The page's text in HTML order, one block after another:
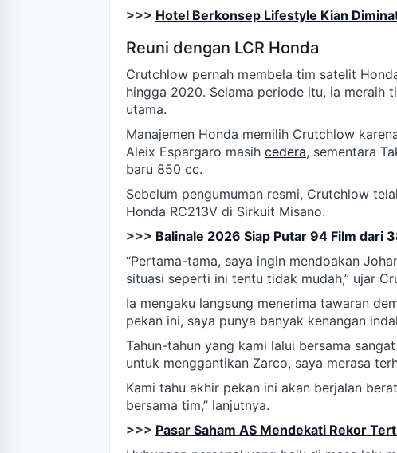
>>> Hotel Berkonsep Lifestyle Kian
Reuni dengan LCR Honda
Crutchlow pernah membela tim satelit
hingga 2020. Selama periode itu, ia meraih
utama.
Manajemen Honda memilih Crutchlow
Aleix Espargaro masih cedera, sementara
baru 850 cc.
Sebelum pengumuman resmi, Crutchlow
Honda RC213V di Sirkuit Misano.
>>> Balinale 2026 Siap Putar 94 Film dari
“Pertama-tama, saya ingin mendoakan
situasi seperti ini tentu tidak mudah,” ujar
Ia mengaku langsung menerima tawaran
pekan ini, saya punya banyak kenangan
Tahun-tahun yang kami lalui bersama
untuk menggantikan Zarco, saya merasa
Kami tahu akhir pekan ini akan berjalan
bersama tim,” lanjutnya.
>>> Pasar Saham AS Mendekati Rekor